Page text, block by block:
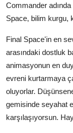
Commander
Space, bilim kurgu,
Final Space'in en
arasındaki dostluk
animasyonun en
evreni kurtarmaya
oluyorlar.
gemisinde seyahat
karşılaşıyorsun.